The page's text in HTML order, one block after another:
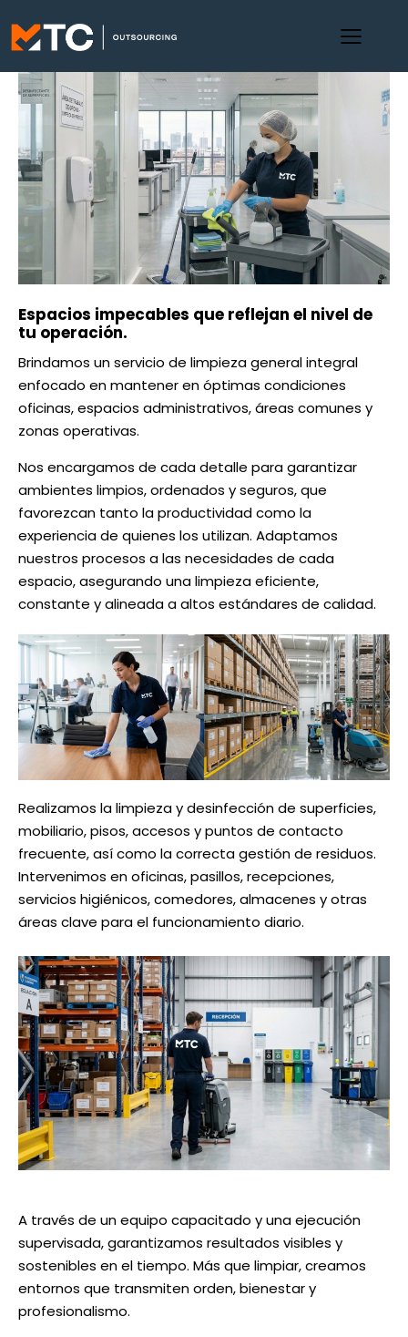
Espacios impecables que reflejan el nivel de
tu operación.
Brindamos un servicio de limpieza general integral
enfocado en mantener en óptimas condiciones
oficinas, espacios administrativos, áreas comunes y
zonas operativas.
Nos encargamos de cada detalle para garantizar
ambientes limpios, ordenados y seguros, que
favorezcan tanto la productividad como la
experiencia de quienes los utilizan. Adaptamos
nuestros procesos a las necesidades de cada
espacio, asegurando una limpieza eficiente,
constante y alineada a altos estándares de calidad.
Realizamos la limpieza y desinfección de superficies,
mobiliario, pisos, accesos y puntos de contacto
frecuente, así como la correcta gestión de residuos.
Intervenimos en oficinas, pasillos, recepciones,
servicios higiénicos, comedores, almacenes y otras
áreas clave para el funcionamiento diario.
A través de un equipo capacitado y una ejecución
supervisada, garantizamos resultados visibles y
sostenibles en el tiempo. Más que limpiar, creamos
entornos que transmiten orden, bienestar y
profesionalismo.